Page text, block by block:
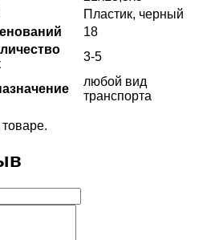
Пластик, черный
18
3-5
любой вид
транспорта